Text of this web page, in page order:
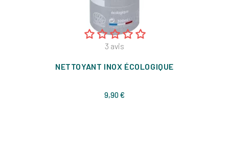
3 avis
NETTOYANT INOX ÉCOLOGIQUE
9,90 €